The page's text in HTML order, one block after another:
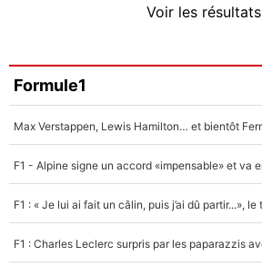
Faris Moumbagna
4%
Un autre joueur
5%
Voir les résultats
Formule1